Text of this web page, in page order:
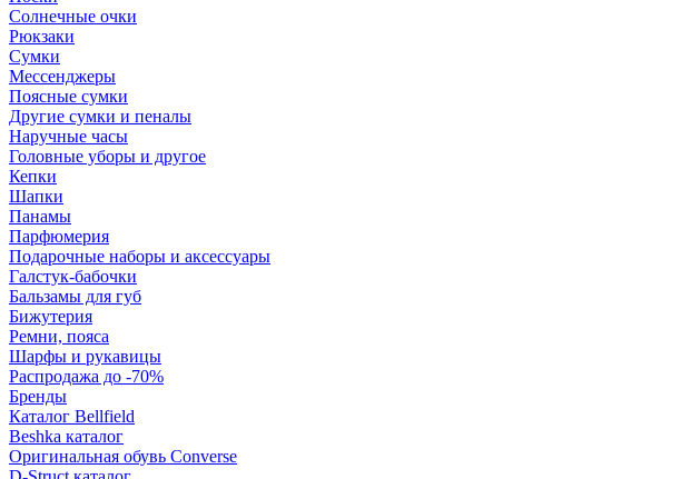
Солнечные очки
Рюкзаки
Сумки
Мессенджеры
Поясные сумки
Другие сумки и пеналы
Наручные часы
Головные уборы и другое
Кепки
Шапки
Панамы
Парфюмерия
Подарочные наборы и аксессуары
Галстук-бабочки
Бальзамы для губ
Бижутерия
Ремни, пояса
Шарфы и рукавицы
Распродажа до -70%
Бренды
Каталог Bellfield
Beshka каталог
Оригинальная обувь Converse